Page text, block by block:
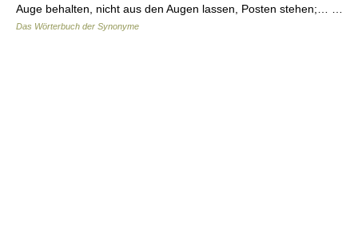
Auge behalten, nicht aus den Augen lassen, Posten stehen;… …
Das Wörterbuch der Synonyme